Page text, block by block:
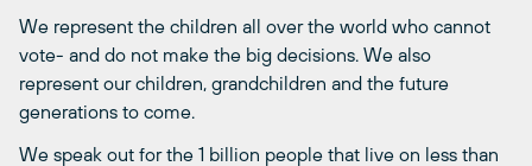
We represent the children all over the world who cannot
vote- and do not make the big decisions. We also
represent our children, grandchildren and the future
generations to come.
We speak out for the 1 billion people that live on less than